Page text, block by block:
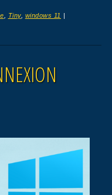
Tiny, windows 11